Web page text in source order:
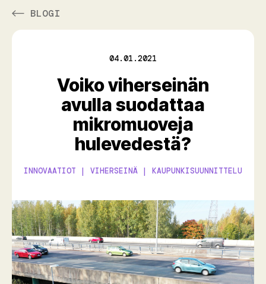
BLOGI
04.01.2021
Voiko viherseinän
avulla suodattaa
mikromuoveja
hulevedestä?
INNOVAATIOT | VIHERSEINÄ | KAUPUNKISUUNNITTELU